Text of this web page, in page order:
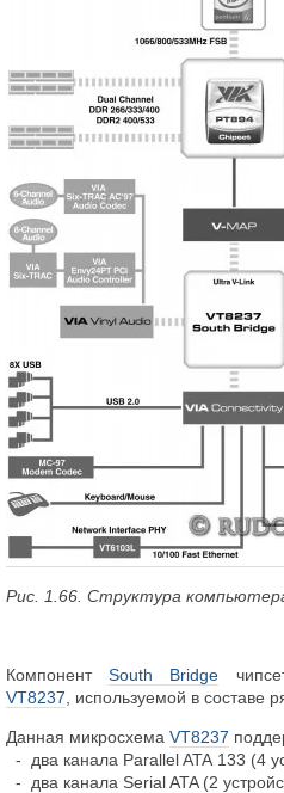
Рис. 1.66. Структура
КомпонентSouth Bridge
VT8237 , используемой в
Данная микросхемаVT8237
- два канала Parallel ATA 133 (4
- два канала Serial ATA (2